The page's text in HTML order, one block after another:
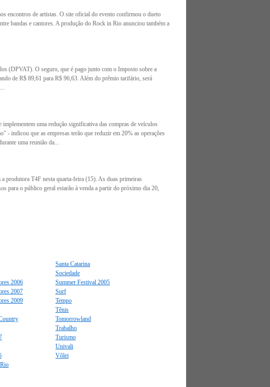
encontros de artistas. O site oficial do evento confirmou o dueto
bandas e cantores. A produção do Rock in Rio anunciou também a
(DPVAT). O seguro, que é pago junto com o Imposto sobre a
de R$ 89,61 para R$ 96,63. Além do prêmio tarifário, será
uma redução significativa das compras de veículos
- indicou que as empresas terão que reduzir em 20% as operações
uma reunião da...
produtora T4F nesta quarta-feira (15). As duas primeiras
para o público geral estarão à venda a partir do próximo dia 20,
2006
2007
2009
Santa Catarina
Sociedade
Summer Festival 2005
Surf
Tempo
Tênis
Tomorrowland
Trabalho
Turismo
Univali
Vôlei